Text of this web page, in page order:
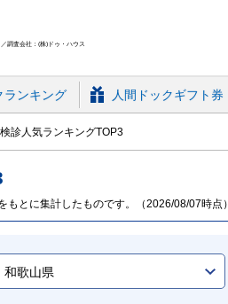
調査会社：(株)ドゥ・ハウス
ランキング 人間ドックギフト券
診人気ランキングTOP3
とに集計したものです。（2026/08/07時点）